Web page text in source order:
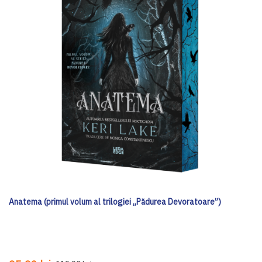
Anatema (primul volum al trilogiei „Pădurea Devoratoare”)